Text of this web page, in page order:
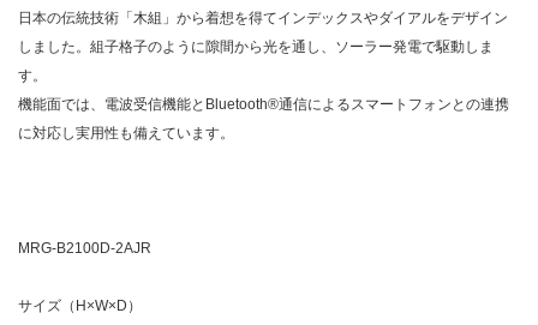
日本の伝統技術「木組」から着想を得てインデックスやダイアルをデザイン
しました。組子格子のように隙間から光を通し、ソーラー発電で駆動しま
す。
機能面では、電波受信機能とBluetooth®通信によるスマートフォンとの連携
に対応し実用性も備えています。
MRG-B2100D-2AJR
サイズ（H×W×D）